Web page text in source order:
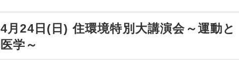
月24日(日) 住環境特別大講演会～運動と
学～